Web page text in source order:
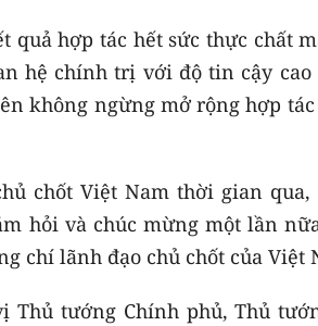
quả hợp tác hết sức thực chất
hệ chính trị với độ tin cậy cao
không ngừng mở rộng hợp tác
chốt Việt Nam thời gian qua,
hỏi và chúc mừng một lần
chí lãnh đạo chủ chốt của Việt
Thủ tướng Chính phủ, Thủ